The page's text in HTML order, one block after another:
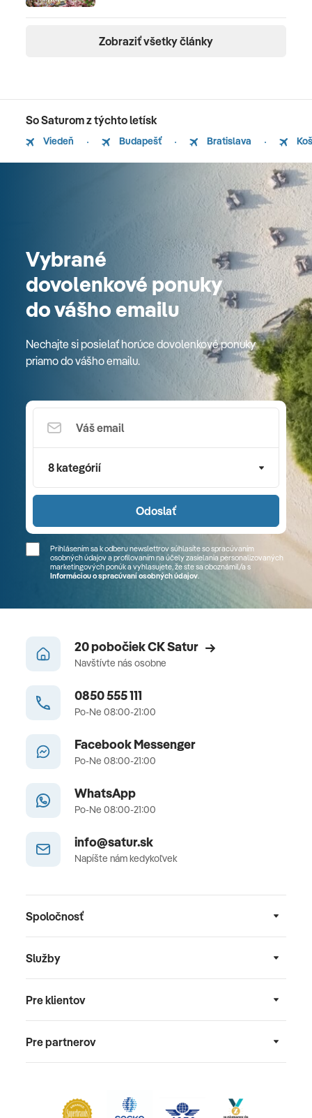
Zobraziť všetky články
So Saturom z týchto letísk
Viedeň Budapešť Bratislava
Vybrané
dovolenkové ponuky
do vášho emailu
Nechajte si posielať horúce dovolenkové ponuky
priamo do vášho emailu.
8 kategórií
Odoslať
Prihlásením sa k odberu newslettrov súhlasíte so spracúvaním
osobných údajov a profilovaním na účely zasielania personalizovaných
marketingových ponúk a vyhlasujete, že ste sa oboznámil/a s
Informáciou o spracúvaní osobných údajov.
20 pobočiek CK Satur
Navštívte nás osobne
0850 555 111
Po-Ne 08:00-21:00
Facebook Messenger
Po-Ne 08:00-21:00
WhatsApp
Po-Ne 08:00-21:00
info@satur.sk
Napíšte nám kedykoľvek
Spoločnosť
Služby
Pre klientov
Pre partnerov